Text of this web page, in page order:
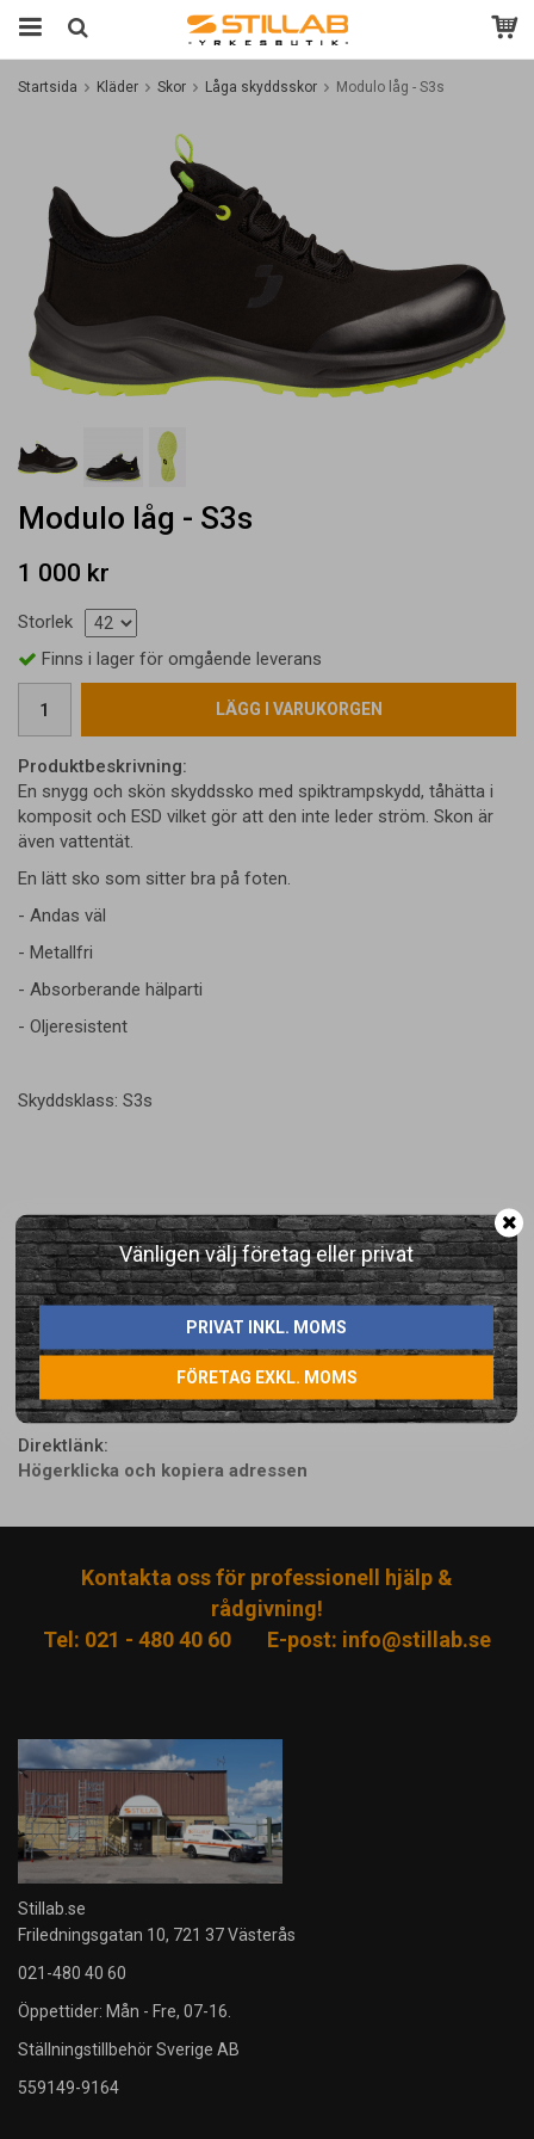
Startsida Kläder Skor Låga skyddsskor Modulo låg - S3s
Vänligen välj företag eller privat
PRIVAT INKL. MOMS
FÖRETAG EXKL. MOMS
Modulo låg - S3s
1 000 kr
Storlek
Finns i lager för omgående leverans
LÄGG I VARUKORGEN
Produktbeskrivning:
En snygg och skön skyddssko med spiktrampskydd, tåhätta i
komposit och ESD vilket gör att den inte leder ström. Skon är
även vattentät.
En lätt sko som sitter bra på foten.
- Andas väl
- Metallfri
- Absorberande hälparti
- Oljeresistent
Skyddsklass: S3s
LÄGG I ÖNSKELISTA
Artikelnummer:
012039-7
Direktlänk:
Högerklicka och kopiera adressen
Kontakta oss för professionell hjälp &
rådgivning!
Tel: 021 - 480 40 60
E-post: info@stillab.se
Stillab.se
Friledningsgatan 10, 721 37 Västerås
021-480 40 60
Öppettider: Mån - Fre, 07-16.
Ställningstillbehör Sverige AB
559149-9164